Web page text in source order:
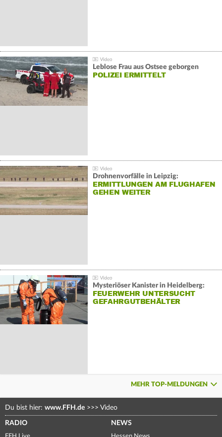
Leblose Frau aus Ostsee geborgen
POLIZEI ERMITTELT
Drohnenvorfälle in Leipzig:
ERMITTLUNGEN AM FLUGHAFEN
GEHEN WEITER
Mysteriöser Kanister in Heidelberg:
FEUERWEHR UNTERSUCHT
GEFAHRGUTBEHÄLTER
MEHR TOP-MELDUNGEN
Du bist hier: www.FFH.de >>> Video
RADIO NEWS